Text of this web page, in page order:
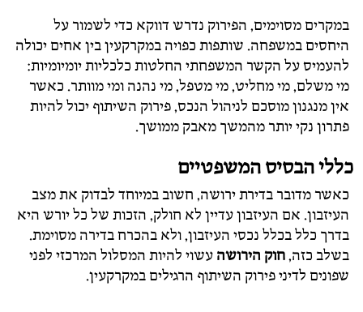
במקרים מסוימים, הפירוק נדרש דווקא כדי לשמור על
היחסים במשפחה. שותפות כפויה במקרקעין בין אחים יכולה
להעמיס על הקשר המשפחתי החלטות כלכליות יומיומיות:
מי משלם, מי מחליט, מי מטפל, מי נהנה ומי מוותר. כאשר
אין מנגנון מוסכם לניהול הנכס, פירוק השיתוף יכול להיות
פתרון נקי יותר מהמשך מאבק ממושך.
כללי הבסיס המשפטיים
כאשר מדובר בדירת ירושה, חשוב במיוחד לבדוק את מצב
העיזבון. אם העיזבון עדיין לא חולק, הזכות של כל יורש היא
בדרך כלל בכלל נכסי העיזבון, ולא בהכרח בדירה מסוימת.
בשלב כזה,חוק הירושה עשוי להיות המסלול המרכזי לפני
שפונים לדיני פירוק השיתוף הרגילים במקרקעין.